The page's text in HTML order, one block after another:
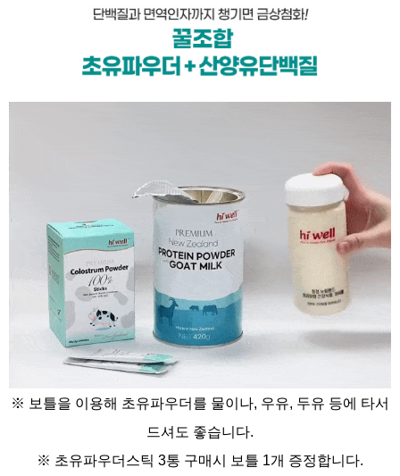
※ 보틀을 이용해 초유파우더를 물이나, 우유, 두유 등에 타서
드셔도 좋습니다.
※ 초유파우더스틱 3통 구매시 보틀 1개 증정합니다.